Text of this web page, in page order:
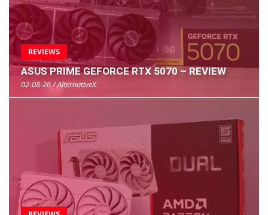
REVIEWS
ASUS PRIME GEFORCE RTX 5070 – REVIEW
02-08-26 / AlternativeX